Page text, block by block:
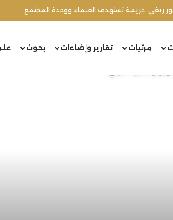
ريغي: جريمة تستهدف العلماء ووحدة المجتمع
مرئيات تقارير وإضاءات بحوث